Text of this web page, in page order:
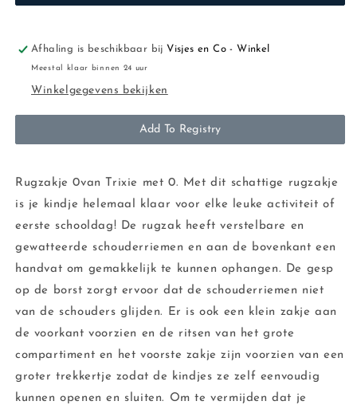
Afhaling is beschikbaar bijVisjes en Co - Winkel
Meestal klaar binnen 24 uur
Winkelgegevens bekijken
Add To Registry
Rugzakje 0van Trixie met 0. Met dit schattige rugzakje
is je kindje helemaal klaar voor elke leuke activiteit of
eerste schooldag! De rugzak heeft verstelbare en
gewatteerde schouderriemen en aan de bovenkant een
handvat om gemakkelijk te kunnen ophangen. De gesp
op de borst zorgt ervoor dat de schouderriemen niet
van de schouders glijden. Er is ook een klein zakje aan
de voorkant voorzien en de ritsen van het grote
compartiment en het voorste zakje zijn voorzien van een
groter trekkertje zodat de kindjes ze zelf eenvoudig
kunnen openen en sluiten. Om te vermijden dat je